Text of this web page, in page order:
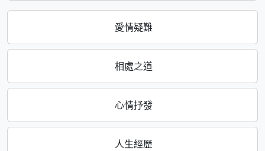
愛情疑難
相處之道
心情抒發
人生經歷